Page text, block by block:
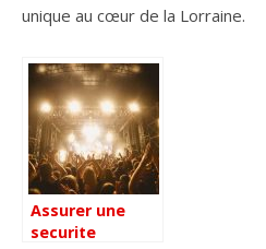
unique au cœur de la Lorraine.
Assurer une
securite